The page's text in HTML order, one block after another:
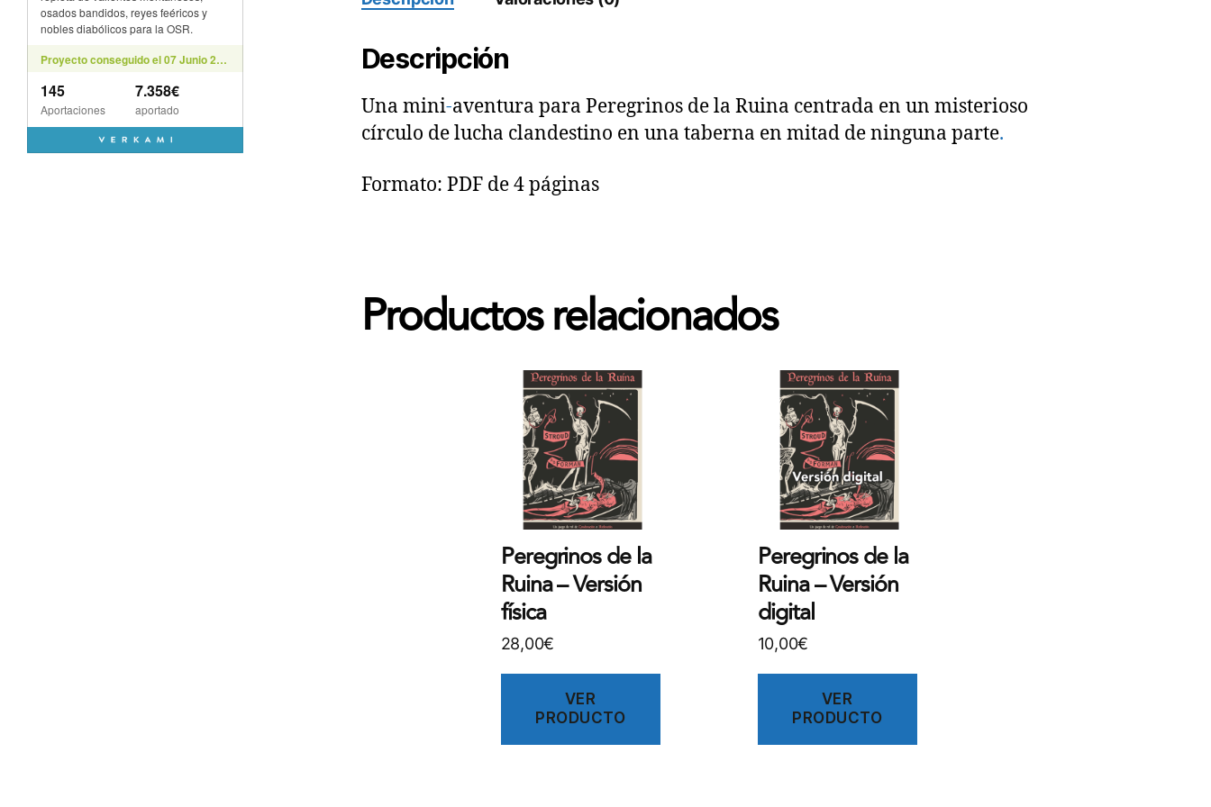
Descripción
Una mini-aventura para Peregrinos de la Ruina centrada en un misterioso
círculo de lucha clandestino en una taberna en mitad de ninguna parte.
Formato: PDF de 4 páginas
Productos relacionados
Peregrinos de la
Ruina – Versión
física
28,00€
VER
PRODUCTO
Peregrinos de la
Ruina – Versión
digital
10,00€
VER
PRODUCTO